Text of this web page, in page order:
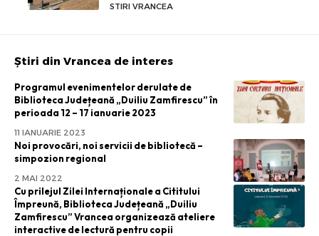
STIRI VRANCEA
Știri din Vrancea de interes
Programul evenimentelor derulate de
Biblioteca Județeană „Duiliu Zamfirescu” în
perioada 12 – 17 ianuarie 2023
11 IANUARIE 2023
Noi provocări, noi servicii de bibliotecă –
simpozion regional
2 MAI 2022
Cu prilejul Zilei Internaționale a Cititului
Împreună, Biblioteca Județeană „Duiliu
Zamfirescu” Vrancea organizează ateliere
interactive de lectură pentru copii